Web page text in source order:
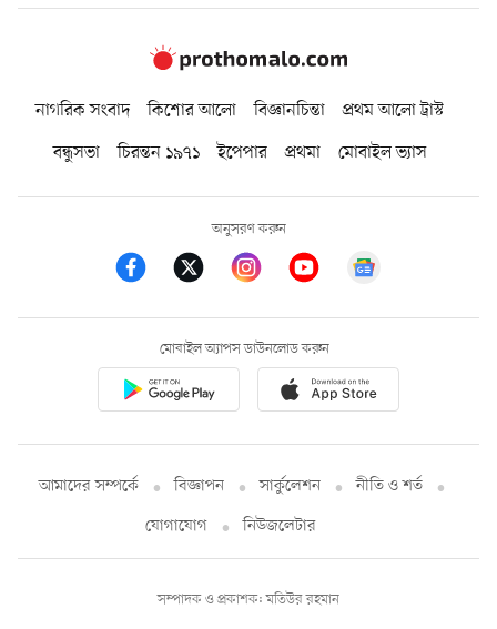
নাগরিক সংবাদ কিশোর আলো বিজ্ঞানচিন্তা
প্রথম আলো ট্রাস্ট
বন্ধুসভা
চিরন্তন ১৯৭১ ইপেপার প্রথমা মোবাইল ভ্যাস
অনুসরণ করুন
মোবাইল অ্যাপস ডাউনলোড করুন
আমাদের সম্পর্কে বিজ্ঞাপন সার্কুলেশন
নীতি ও শর্ত
যোগাযোগ
নিউজলেটার
সম্পাদক ও প্রকাশক: মতিউর রহমান